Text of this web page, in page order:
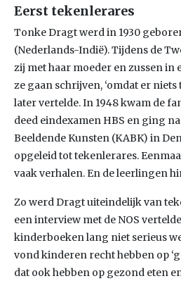
Eerst tekenlerares
Tonke Dragt werd in 1930
(Nederlands-Indië). Tijdens de
zij met haar moeder en zussen in
ze gaan schrijven, ‘omdat er niets
later vertelde. In 1948 kwam de
deed eindexamen HBS en ging
Beeldende Kunsten (KABK) in
opgeleid tot tekenlerares.
vaak verhalen. En de leerlingen
Zo werd Dragt uiteindelijk van
een interview met de NOS
kinderboeken lang niet serieus
vond kinderen recht hebben op
dat ook hebben op gezond eten